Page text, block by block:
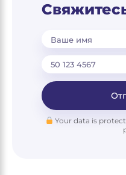
Ваше имя
Your data is